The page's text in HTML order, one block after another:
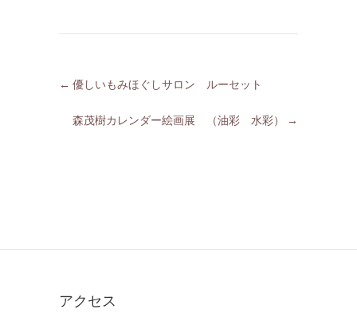
← 優しいもみほぐしサロン ルーセット
森茂樹カレンダー絵画展 （油彩 水彩） →
アクセス